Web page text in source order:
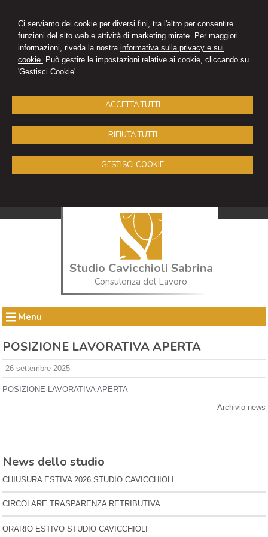
Ci serviamo dei cookie per diversi fini, tra l'altro per consentire
funzioni del sito web e attività di marketing mirate. Per maggiori
informazioni, riveda la nostra informativa sulla privacy e sui
cookie. Può gestire le impostazioni relative ai cookie, cliccando su
'Gestisci Cookie'
ACCETTA TUTTI
RIFIUTA TUTTI
GESTISCI COOKIE
Studio Cavicchioli Sabrina
Consulenza del Lavoro
Menu
POSIZIONE LAVORATIVA APERTA
26 settembre 2025
POSIZIONE LAVORATIVA APERTA
Archivio news
News dello studio
CHIUSURA ESTIVA 2026 STUDIO CAVICCHIOLI
CIRCOLARE TRASPARENZA RETRIBUTIVA
ORARIO ESTIVO STUDIO CAVICCHIOLI